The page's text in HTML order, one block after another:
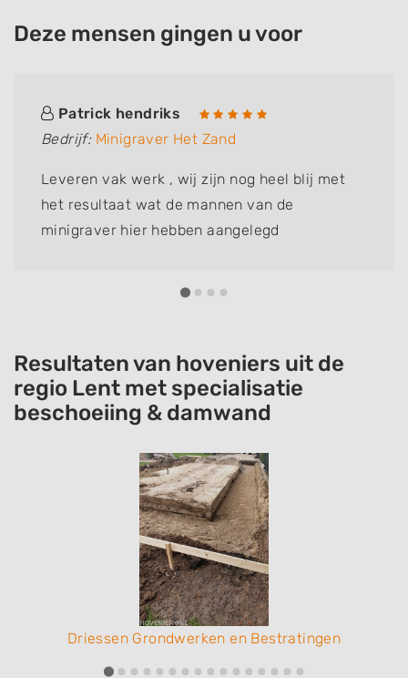
Deze mensen gingen u voor
Patrick hendriks
Bedrijf: Minigraver Het Zand
Leveren vak werk , wij zijn nog heel blij met
het resultaat wat de mannen van de
minigraver hier hebben aangelegd
Resultaten van hoveniers uit de
regio Lent met specialisatie
beschoeiing & damwand
Driessen Grondwerken en Bestratingen